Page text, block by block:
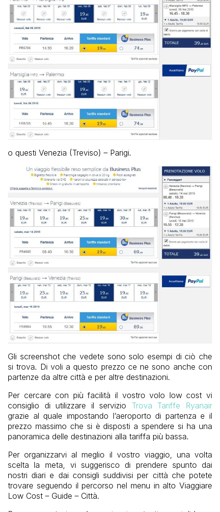
o questi Venezia (Treviso) – Parigi.
Gli screenshot che vedete sono solo esempi di ciò che
si trova. Di voli a questo prezzo ce ne sono anche con
partenze da altre città e per altre destinazioni.
Per cercare con più facilità il vostro volo low cost vi
consiglio di utilizzare il servizio Trova Tariffe Ryanair
grazie al quale impostando l’aeroporto di partenza e il
prezzo massimo che si è disposti a spendere si ha una
panoramica delle destinazioni alla tariffa più bassa.
Per organizzarvi al meglio il vostro viaggio, una volta
scelta la meta, vi suggerisco di prendere spunto dai
nostri diari e dai consigli suddivisi per città che potete
trovare seguendo il percorso nel menu in alto Viaggiare
Low Cost – Guide – Città.